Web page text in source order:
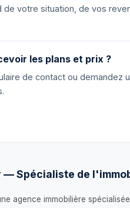
de votre situation, de vos
les plans et prix ?
de contact ou demandez
— Spécialiste de
agence immobilière